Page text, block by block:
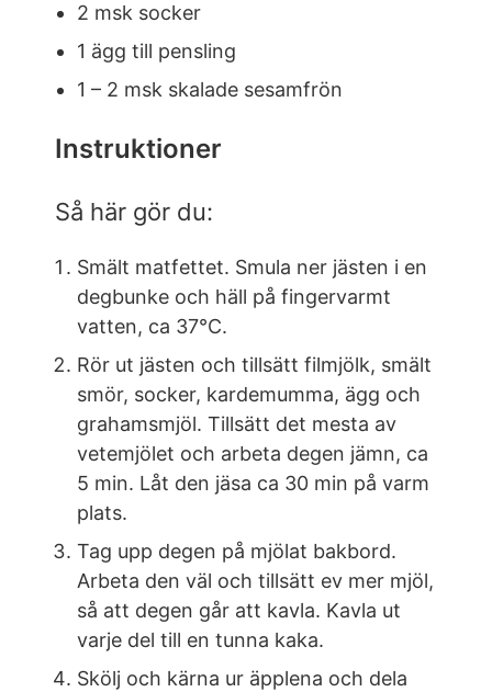
2 msk socker
1 ägg till pensling
1 – 2 msk skalade sesamfrön
Instruktioner
Så här gör du:
Smält matfettet. Smula ner jästen i en
degbunke och häll på fingervarmt
vatten, ca 37°C.
Rör ut jästen och tillsätt filmjölk, smält
smör, socker, kardemumma, ägg och
grahamsmjöl. Tillsätt det mesta av
vetemjölet och arbeta degen jämn, ca
5 min. Låt den jäsa ca 30 min på varm
plats.
Tag upp degen på mjölat bakbord.
Arbeta den väl och tillsätt ev mer mjöl,
så att degen går att kavla. Kavla ut
varje del till en tunna kaka.
Skölj och kärna ur äpplena och dela